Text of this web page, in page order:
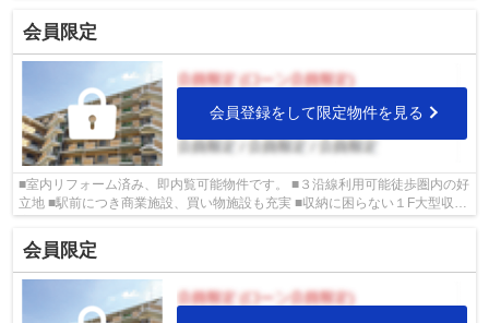
会員限定
会員登録をして限定物件を見る
■室内リフォーム済み、即内覧可能物件です。 ■３沿線利用可能徒歩圏内の好
立地 ■駅前につき商業施設、買い物施設も充実 ■収納に困らない１F大型収納
庫！ ■城東区の物件情報は武和グル...
会員限定